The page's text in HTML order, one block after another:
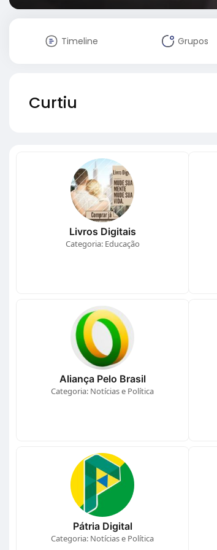
Timeline Grupos
Curtiu
Livros Digitais
Categoria: Educação
Aliança Pelo Brasil
Categoria: Notícias e Política
Pátria Digital
Categoria: Notícias e Política